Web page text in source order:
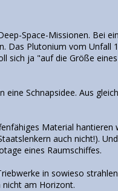
Space-Missionen. Bei
Das Plutonium vom Unfall
sich ja "auf die Größe
Schnapsidee. Aus
Material hantieren
auch nicht!).
eines Raumschiffes.
in sowieso
am Horizont.